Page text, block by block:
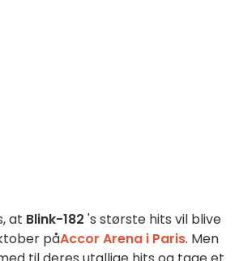
at Blink-182 's største hits vil blive
påAccor Arena i Paris. Men